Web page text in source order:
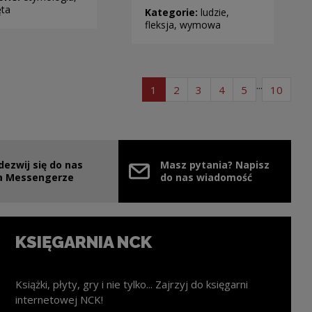
Kategorie: ludzie,
fleksja, wymowa
1 strona listy artykułów
2strona listy artykułów
3 strona listy artykułów
4strona listy
5 strona listy
... 10
się do nas
Messengerze
zostanie otwarty w nowym oknie
Masz pytania? Napisz
do nas wiadomość
KSIĘGARNIA NCK
Książki, płyty, gry i nie tylko... Zajrzyj do księgarni
internetowej NCK!